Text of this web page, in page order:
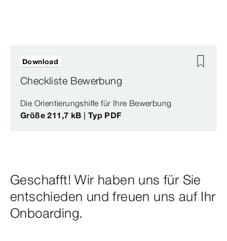
Checkliste Bewerbung
Die Orientierungshilfe für Ihre Bewerbung
Größe 211,7 kB | Typ PDF
Download
Geschafft! Wir haben uns für Sie
entschieden und freuen uns auf Ihr
Onboarding.